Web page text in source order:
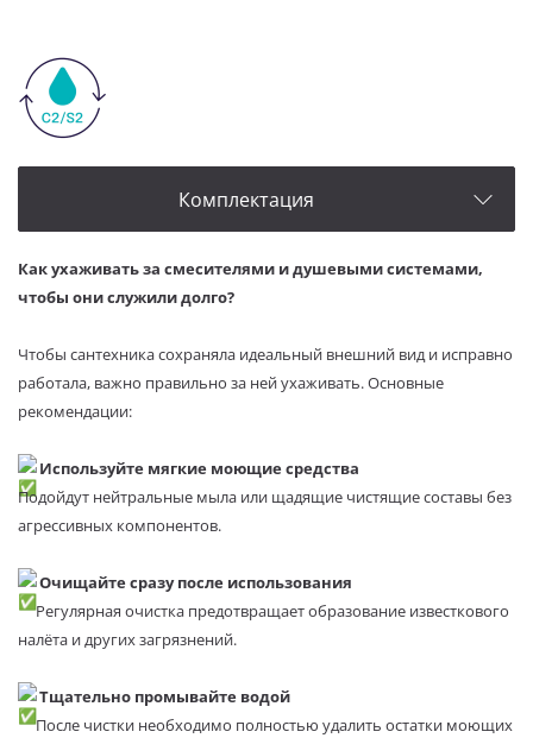
Комплектация
Как ухаживать за смесителями и душевыми системами,
чтобы они служили долго?
Чтобы сантехника сохраняла идеальный внешний вид и исправно
работала, важно правильно за ней ухаживать. Основные
рекомендации:
Используйте мягкие моющие средства
Подойдут нейтральные мыла или щадящие чистящие составы без
агрессивных компонентов.
Очищайте сразу после использования
Регулярная очистка предотвращает образование известкового
налёта и других загрязнений.
Тщательно промывайте водой
После чистки необходимо полностью удалить остатки моющих